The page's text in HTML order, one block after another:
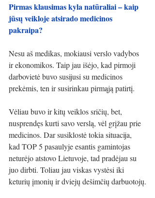
Pirmas klausimas kyla natūraliai – kaip
jūsų veikloje atsirado medicinos
pakraipa?
Nesu aš medikas, mokiausi verslo vadybos
ir ekonomikos. Taip jau išėjo, kad pirmoji
darbovietė buvo susijusi su medicinos
prekėmis, ten ir susirinkau pirmąją patirtį.
Vėliau buvo ir kitų veiklos sričių, bet,
nusprendęs kurti savo verslą, vėl grįžau prie
medicinos. Dar susiklostė tokia situacija,
kad TOP 5 pasaulyje esantis gamintojas
neturėjo atstovo Lietuvoje, tad pradėjau su
juo dirbti. Toliau jau viskas vystėsi iki
keturių įmonių ir dviejų dešimčių darbuotojų.